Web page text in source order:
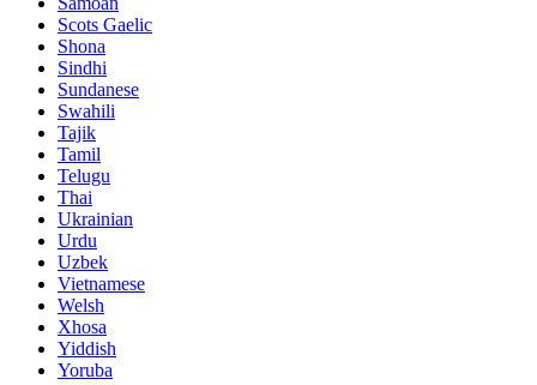
Scots Gaelic
Shona
Sindhi
Sundanese
Swahili
Tajik
Tamil
Telugu
Thai
Ukrainian
Urdu
Uzbek
Vietnamese
Welsh
Xhosa
Yiddish
Yoruba